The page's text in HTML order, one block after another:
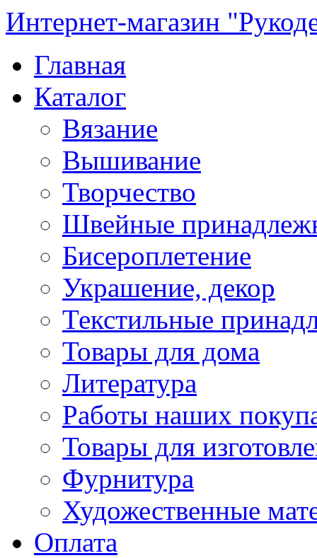
Интернет-магазин
Главная
Каталог
Вязание
Вышивание
Творчество
Швейные
Бисероплетение
Украшение, декор
Текстильные
Товары для дома
Литература
Работы наших
Товары для
Фурнитура
Художественные
Оплата